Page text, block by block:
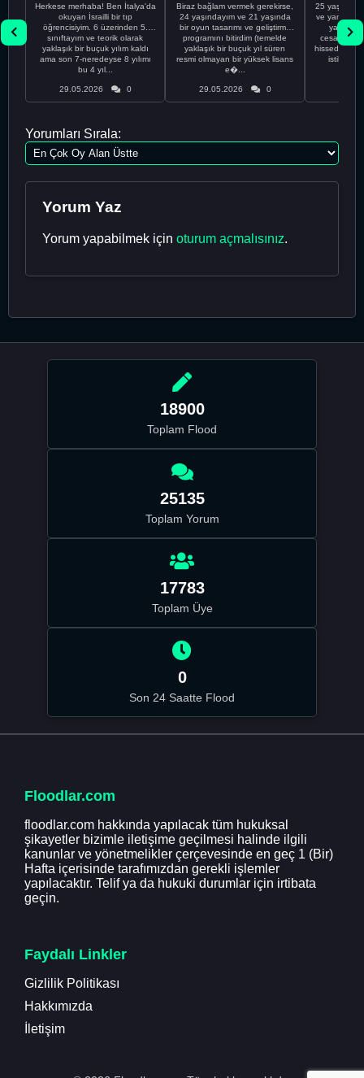
Herkese merhaba! Ben İtalya'da
okuyan İsrailli bir tıp
öğrencisiyim. 6 üzerinden 5.
sınıftayım ve teorik olarak
yaklaşık bir buçuk yılım kaldı
ama son 7-neredeyse 8 yılımı
bu 4 yıl...
29.05.2026 0
Biraz bağlam vermek gerekirse,
24 yaşındayım ve 21 yaşında
bir oyun tasarımı ve geliştirme
programını bitirdim (temelde
yaklaşık bir buçuk yıl süren
resmi olmayan bir yüksek lisans
e�...
29.05.2026 0
25
ve yanlış
cesaretimin
Yorumları Sırala:
Yorum Yaz
Yorum yapabilmek için oturum açmalısınız.
18900
Toplam Flood
25135
Toplam Yorum
17783
Toplam Üye
0
Son 24 Saatte Flood
Floodlar.com
floodlar.com hakkında yapılacak tüm hukuksal
şikayetler bizimle iletişime geçilmesi halinde ilgili
kanunlar ve yönetmelikler çerçevesinde en geç 1 (Bir)
Hafta içerisinde tarafımızdan gerekli işlemler
yapılacaktır. Telif ya da hukuki durumlar için irtibata
geçin.
Faydalı Linkler
Gizlilik Politikası
Hakkımızda
İletişim